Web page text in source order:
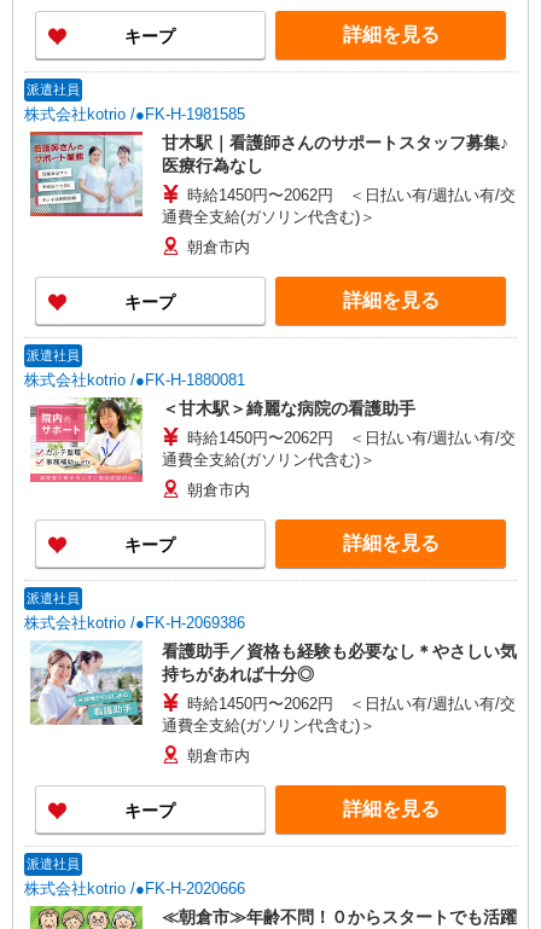
キープ 詳細を見る
派遣社員
株式会社kotrio /●FK-H-1981585
甘木駅｜看護師さんのサポートスタッフ募集♪
医療行為なし
時給1450円〜2062円 ＜日払い有/週払い有/交
通費全支給(ガソリン代含む)＞
朝倉市内
キープ 詳細を見る
派遣社員
株式会社kotrio /●FK-H-1880081
＜甘木駅＞綺麗な病院の看護助手
時給1450円〜2062円 ＜日払い有/週払い有/交
通費全支給(ガソリン代含む)＞
朝倉市内
キープ 詳細を見る
派遣社員
株式会社kotrio /●FK-H-2069386
看護助手／資格も経験も必要なし＊やさしい気
持ちがあれば十分◎
時給1450円〜2062円 ＜日払い有/週払い有/交
通費全支給(ガソリン代含む)＞
朝倉市内
キープ 詳細を見る
派遣社員
株式会社kotrio /●FK-H-2020666
≪朝倉市≫年齢不問！０からスタートでも活躍